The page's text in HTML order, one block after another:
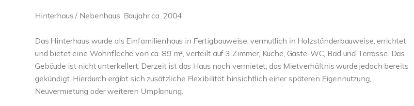
Hinterhaus / Nebenhaus, Baujahr ca. 2004
Das Hinterhaus wurde als Einfamilienhaus in Fertigbauweise, vermutlich in Holzständerbauweise, errichtet
und bietet eine Wohnfläche von ca. 89 m², verteilt auf 3 Zimmer, Küche, Gäste-WC, Bad und Terrasse. Das
Gebäude ist nicht unterkellert. Derzeit ist das Haus noch vermietet; das Mietverhältnis wurde jedoch bereits
gekündigt. Hierdurch ergibt sich zusätzliche Flexibilität hinsichtlich einer späteren Eigennutzung,
Neuvermietung oder weiteren Umplanung.